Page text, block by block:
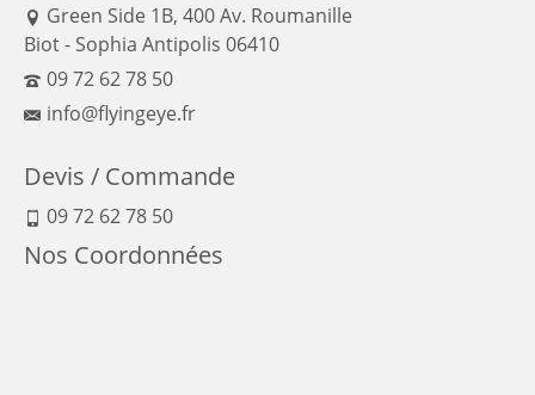
Green Side 1B, 400 Av. Roumanille
Biot - Sophia Antipolis 06410
09 72 62 78 50
info@flyingeye.fr
Devis / Commande
09 72 62 78 50
Nos Coordonnées